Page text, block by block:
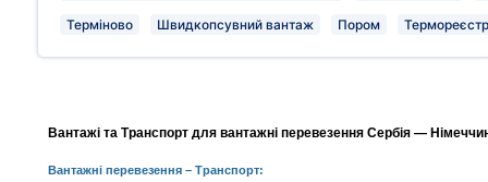
Терміново Швидкопсувний вантаж Пором
Вантажі та Транспорт для вантажні перевезення Сербія —
Вантажні перевезення– Транспорт: